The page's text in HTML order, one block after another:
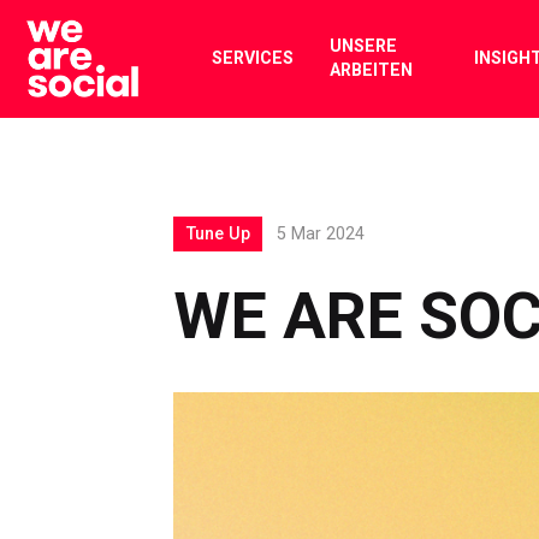
Skip
content
SERVICES
UNSERE
ARBEITEN
WE ARE
Tune Up 5 Mar 2024